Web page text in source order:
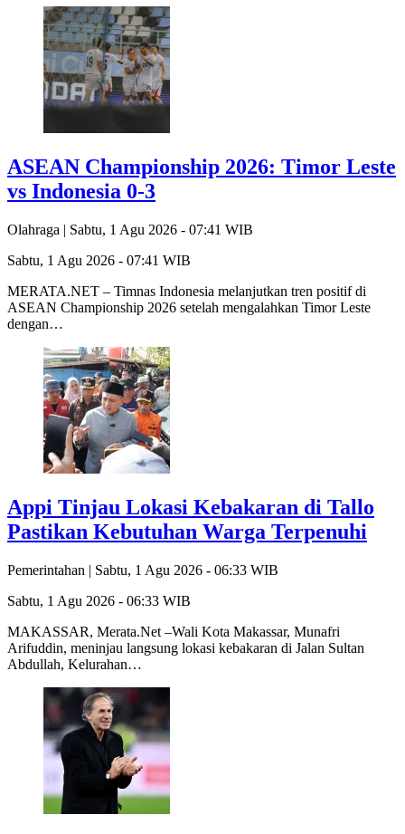
ASEAN Championship 2026: Timor Leste
vs Indonesia 0-3
Olahraga | Sabtu, 1 Agu 2026 - 07:41 WIB
Sabtu, 1 Agu 2026 - 07:41 WIB
MERATA.NET – Timnas Indonesia melanjutkan tren positif di
ASEAN Championship 2026 setelah mengalahkan Timor Leste
dengan…
Appi Tinjau Lokasi Kebakaran di Tallo
Pastikan Kebutuhan Warga Terpenuhi
Pemerintahan | Sabtu, 1 Agu 2026 - 06:33 WIB
Sabtu, 1 Agu 2026 - 06:33 WIB
MAKASSAR, Merata.Net –Wali Kota Makassar, Munafri
Arifuddin, meninjau langsung lokasi kebakaran di Jalan Sultan
Abdullah, Kelurahan…